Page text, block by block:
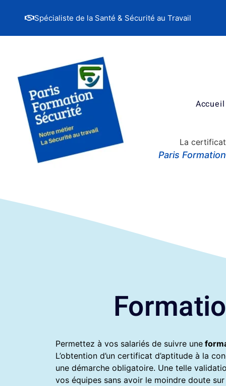
Spécialiste de la Santé & Sécurité au Travail
Accueil
La
Paris
Permettez à vos salariés de suivre une
L’obtention d’un certificat d’aptitude à la
une démarche obligatoire. Une telle
vos équipes sans avoir le moindre doute